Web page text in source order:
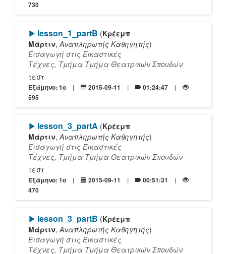
730
[Play]
lesson_1_partΒ (Κρέεμπ
Μάρτιν,Αναπληρωτής Καθηγητής)
Εισαγωγή στις Εικαστικές
Τέχνες, Τμήμα Τμήμα Θεατρικών Σπουδών
τεστ
Εξάμηνο: 1o 2015-09-11
01:24:47
595
[Play]
lesson_3_partA (Κρέεμπ
Μάρτιν,Αναπληρωτής Καθηγητής)
Εισαγωγή στις Εικαστικές
Τέχνες, Τμήμα Τμήμα Θεατρικών Σπουδών
τεστ
Εξάμηνο: 1o 2015-09-11
00:51:31
470
[Play]
lesson_3_partΒ (Κρέεμπ
Μάρτιν,Αναπληρωτής Καθηγητής)
Εισαγωγή στις Εικαστικές
Τέχνες, Τμήμα Τμήμα Θεατρικών Σπουδών